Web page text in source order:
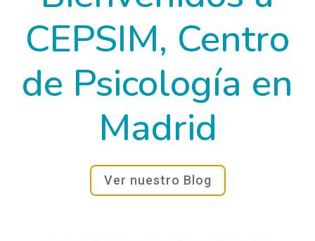
CEPSIM, Centro
de Psicología en
Madrid
Ver nuestro Blog